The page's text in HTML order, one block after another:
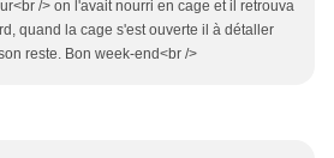
/> on l'avait nourri en cage et il retrouva
quand la cage s'est ouverte il à détaller
reste. Bon week-end<br />